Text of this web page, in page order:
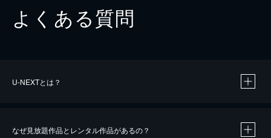
よくある質問
U-NEXTとは？
なぜ見放題作品とレンタル作品があるの？